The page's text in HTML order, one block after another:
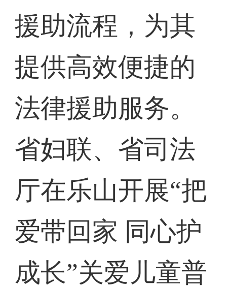
援助流程，为其
提供高效便捷的
法律援助服务。
省妇联、省司法
厅在乐山开展“把
爱带回家 同心护
成长”关爱儿童普